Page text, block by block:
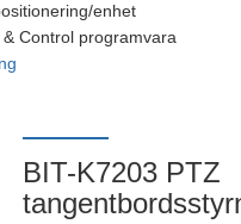
enhet
Control programvara
BIT-K7203 PTZ